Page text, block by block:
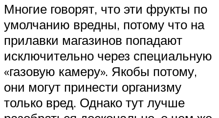
Многие говорят, что эти фрукты по
умолчанию вредны, потому что на
прилавки магазинов попадают
исключительно через специальную
«газовую камеру». Якобы потому,
они могут принести организму
только вред. Однако тут лучше